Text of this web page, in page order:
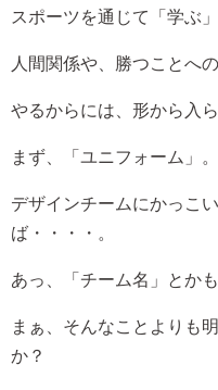
スポーツを通じて「学ぶ
人間関係や、勝つことへ
やるからには、形から入
まず、「ユニフォーム」。
デザインチームにかっこ
ば・・・・。
あっ、「チーム名」とか
まぁ、そんなことよりも
か？